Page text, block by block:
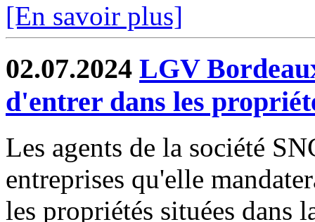
[En savoir plus]
02.07.2024 LGV
d'entrer dans les
Les agents de la société
entreprises qu'elle
les propriétés situées dans